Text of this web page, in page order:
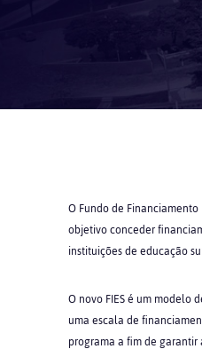
O Fundo de
objetivo conceder
instituições de educação
O novo FIES é um modelo
uma escala de
programa a fim de